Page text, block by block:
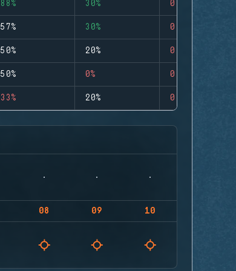
88% 30% 0
57% 30% 0
50% 20% 0
50% 0% 0
33% 20% 0
08 09 10